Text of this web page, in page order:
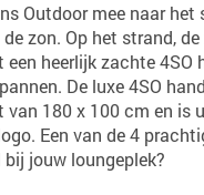
Outdoor mee naar het
zon. Op het strand,
een heerlijk zachte 4SO
De luxe 4SO
180 x 100 cm en is
Een van de 4
jouw loungeplek?